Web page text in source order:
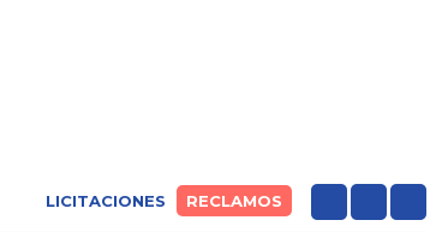
LICITACIONES RECLAMOS